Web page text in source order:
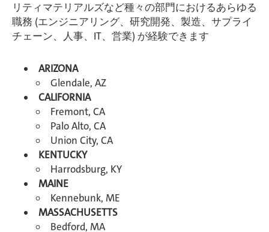
リティマテリアルズなど種々の部門におけるあらゆる
職務 (エンジニアリング、研究開発、製造、サプライ
チェーン、人事、IT、営業) が経験できます
ARIZONA
Glendale, AZ
CALIFORNIA
Fremont, CA
Palo Alto, CA
Union City, CA
KENTUCKY
Harrodsburg, KY
MAINE
Kennebunk, ME
MASSACHUSETTS
Bedford, MA